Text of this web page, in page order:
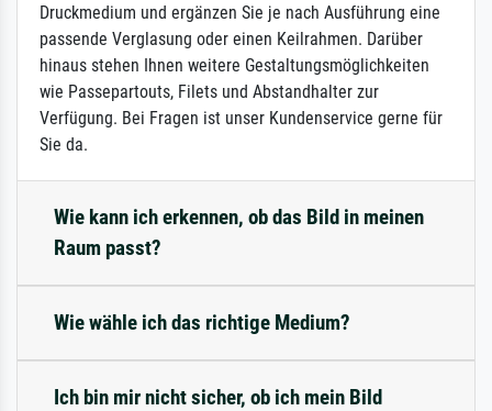
Druckmedium und ergänzen Sie je nach Ausführung eine
passende Verglasung oder einen Keilrahmen. Darüber
hinaus stehen Ihnen weitere Gestaltungsmöglichkeiten
wie Passepartouts, Filets und Abstandhalter zur
Verfügung. Bei Fragen ist unser Kundenservice gerne für
Sie da.
Wie kann ich erkennen, ob das Bild in meinen
Raum passt?
Wie wähle ich das richtige Medium?
Ich bin mir nicht sicher, ob ich mein Bild